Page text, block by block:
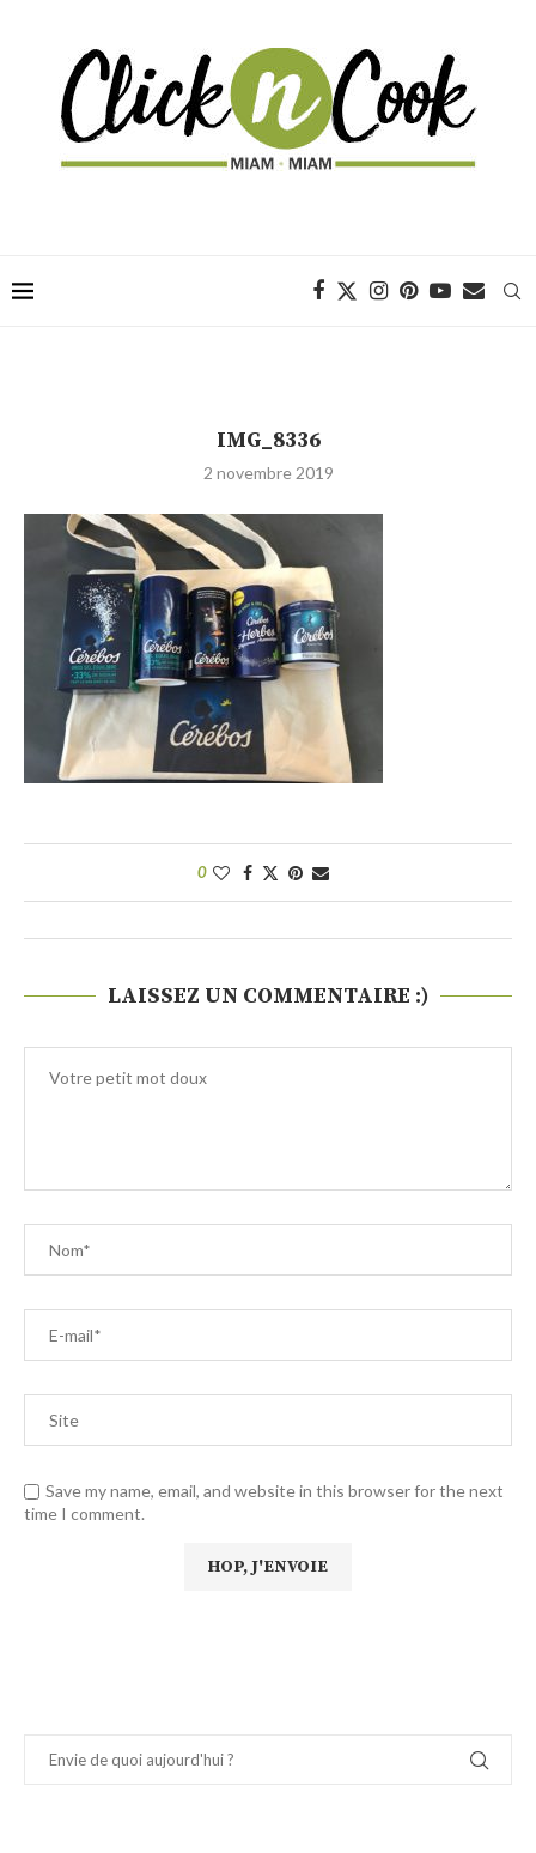
IMG_8336
2 novembre 2019
0
LAISSEZ UN COMMENTAIRE :)
Save my name, email, and website in this browser for the next
time I comment.